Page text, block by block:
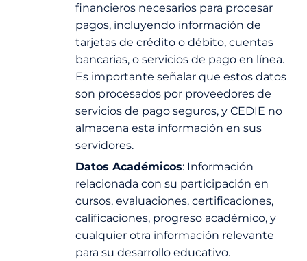
financieros necesarios para procesar
pagos, incluyendo información de
tarjetas de crédito o débito, cuentas
bancarias, o servicios de pago en línea.
Es importante señalar que estos datos
son procesados por proveedores de
servicios de pago seguros, y CEDIE no
almacena esta información en sus
servidores.
Datos Académicos: Información
relacionada con su participación en
cursos, evaluaciones, certificaciones,
calificaciones, progreso académico, y
cualquier otra información relevante
para su desarrollo educativo.